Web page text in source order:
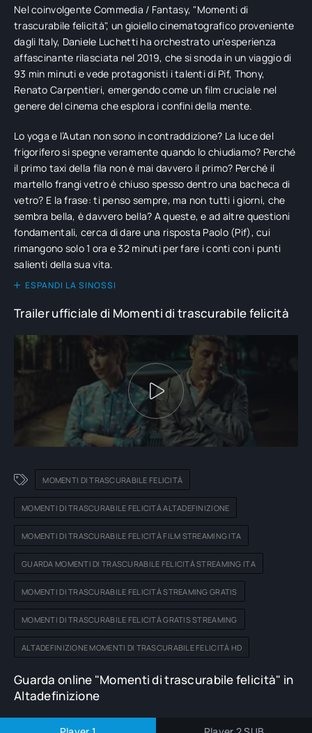
Nel coinvolgente Commedia / Fantasy, "Momenti di
trascurabile felicità", un gioiello cinematografico proveniente
dagli Italy, Daniele Luchetti ha orchestrato un'esperienza
affascinante rilasciata nel 2019, che si snoda in un viaggio di
93 min minuti e vede protagonisti i talenti di Pif, Thony,
Renato Carpentieri, emergendo come un film cruciale nel
genere del cinema che esplora i confini della mente.
Lo yoga e l’Autan non sono in contraddizione? La luce del
frigorifero si spegne veramente quando lo chiudiamo? Perché
il primo taxi della fila non è mai davvero il primo? Perché il
martello frangi vetro è chiuso spesso dentro una bacheca di
vetro? E la frase: ti penso sempre, ma non tutti i giorni, che
sembra bella, è davvero bella? A queste, e ad altre questioni
fondamentali, cerca di dare una risposta Paolo (Pif), cui
rimangono solo 1 ora e 32 minuti per fare i conti con i punti
salienti della sua vita.
ESPANDI LA SINOSSI
Trailer ufficiale di Momenti di trascurabile felicità
MOMENTI DI TRASCURABILE FELICITÀ
MOMENTI DI TRASCURABILE FELICITÀ ALTADEFINIZIONE
MOMENTI DI TRASCURABILE FELICITÀ FILM STREAMING ITA
GUARDA MOMENTI DI TRASCURABILE FELICITÀ STREAMING ITA
MOMENTI DI TRASCURABILE FELICITÀ STREAMING GRATIS
MOMENTI DI TRASCURABILE FELICITÀ GRATIS STREAMING
ALTADEFINIZIONE MOMENTI DI TRASCURABILE FELICITÀ HD
Guarda online "Momenti di trascurabile felicità" in
Altadefinizione